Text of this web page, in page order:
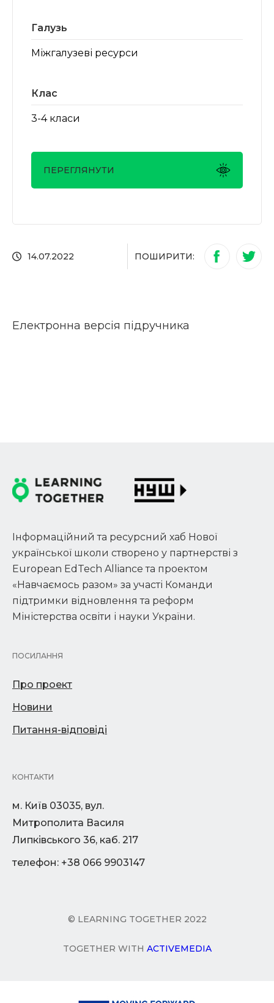
14.07.2022 ПОШИРИТИ:
Електронна версія підручника
Галузь
Міжгалузеві ресурси
Клас
3-4 класи
ПЕРЕГЛЯНУТИ
Інформаційний та ресурсний хаб Нової
української школи створено у партнерстві з
European EdTech Alliance та проектом
«Навчаємось разом» за участі Команди
підтримки відновлення та реформ
Міністерства освіти і науки України.
ПОСИЛАННЯ
Про проект
Новини
Питання-відповіді
КОНТАКТИ
м. Київ 03035, вул.
Митрополита Василя
Липківського 36, каб. 217
телефон: +38 066 9903147
© LEARNING TOGETHER 2022
TOGETHER WITH ACTIVEMEDIA